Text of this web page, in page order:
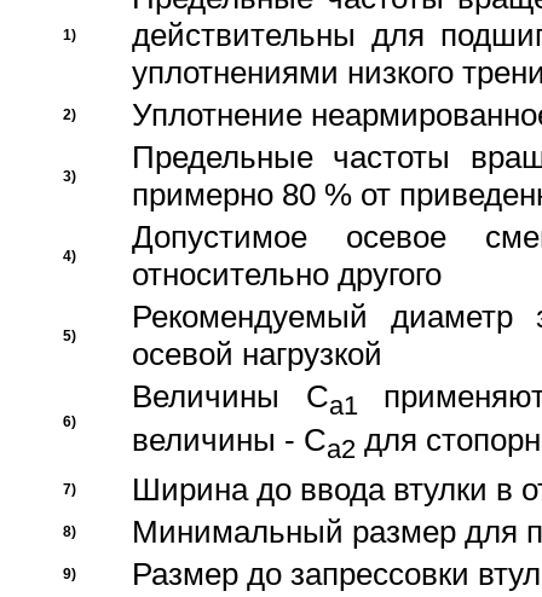
1)
действительны для
уплотнениями низкого
2) Уплотнение
3)
Предельные частоты
примерно 80 % от
4)
Допустимое осевое
относительно другого
5)
Рекомендуемый диаметр
осевой нагрузкой
6)
Величины Ca1
величины - Ca2 для
7) Ширина до ввода втулки в
8) Минимальный размер для
9) Размер до запрессовки